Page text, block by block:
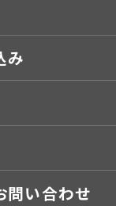
み
問い合わせ